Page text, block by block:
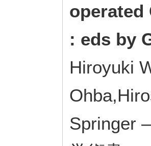
operated
: eds by
Hiroyuki
Springer